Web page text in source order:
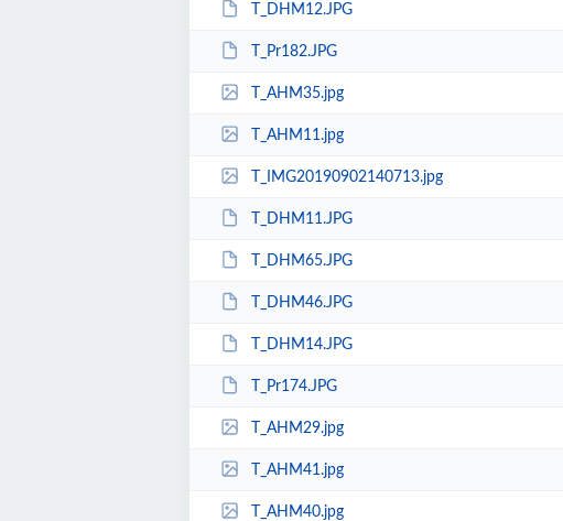
T_DHM12.JPG
T_Pr182.JPG
T_AHM35.jpg
T_AHM11.jpg
T_IMG20190902140713.jpg
T_DHM11.JPG
T_DHM65.JPG
T_DHM46.JPG
T_DHM14.JPG
T_Pr174.JPG
T_AHM29.jpg
T_AHM41.jpg
T_AHM40.jpg